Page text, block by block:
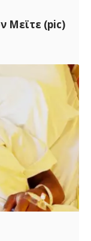
Μεϊτε (pic)